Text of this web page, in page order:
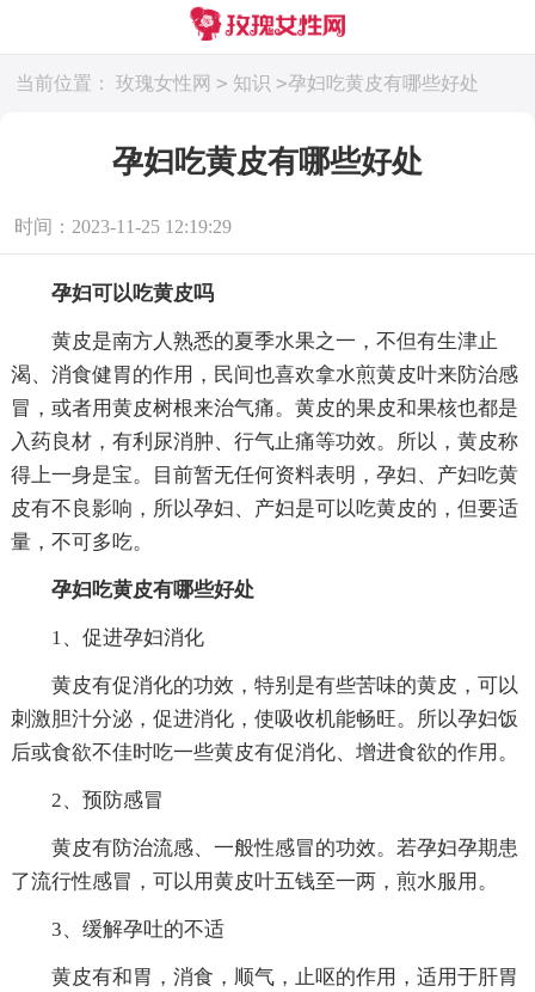
当前位置： 玫瑰女性网 > 知识 >孕妇吃黄皮有哪些好处
孕妇吃黄皮有哪些好处
时间：2023-11-25 12:19:29
孕妇可以吃黄皮吗
黄皮是南方人熟悉的夏季水果之一，不但有生津止
渴、消食健胃的作用，民间也喜欢拿水煎黄皮叶来防治感
冒，或者用黄皮树根来治气痛。黄皮的果皮和果核也都是
入药良材，有利尿消肿、行气止痛等功效。所以，黄皮称
得上一身是宝。目前暂无任何资料表明，孕妇、产妇吃黄
皮有不良影响，所以孕妇、产妇是可以吃黄皮的，但要适
量，不可多吃。
孕妇吃黄皮有哪些好处
1、促进孕妇消化
黄皮有促消化的功效，特别是有些苦味的黄皮，可以
刺激胆汁分泌，促进消化，使吸收机能畅旺。所以孕妇饭
后或食欲不佳时吃一些黄皮有促消化、增进食欲的作用。
2、预防感冒
黄皮有防治流感、一般性感冒的功效。若孕妇孕期患
了流行性感冒，可以用黄皮叶五钱至一两，煎水服用。
3、缓解孕吐的不适
黄皮有和胃，消食，顺气，止呕的作用，适用于肝胃